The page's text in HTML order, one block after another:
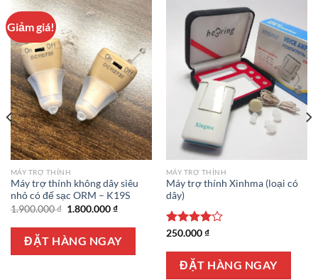
Giảm giá!
MÁY TRỢ THÍNH
Máy trợ thính không dây siêu
nhỏ có đế sạc ORM – K19S
1.900.000₫ Giá
là:
1.900.000 ₫.
1.800.000₫Giá
tại
là:
1.800.000 ₫.
ĐẶT HÀNG NGAY
MÁY TRỢ THÍNH
Máy trợ thính Xinhma (loại có
dây)
Được
5
sao
250.000₫
ĐẶT HÀNG NGAY